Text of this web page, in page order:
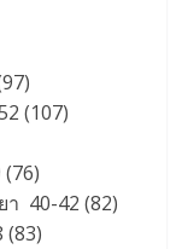
(107)
40-42 (82)